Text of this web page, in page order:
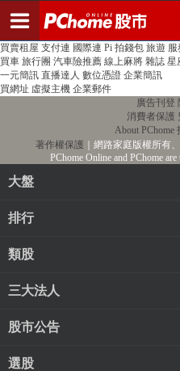
PChome首頁 線上購物 24h購物 書店
買賣租屋 支付連 國際連 Pi 拍錢包 旅遊 服
買車 旅行團 汽車險推薦 線上麻將 雜誌 星
一元簡訊 直播達人 數位憑證 企業簡訊
買網址 虛擬主機 企業郵件
廣告刊登
消費者保護
About PChome
著作權保護 ｜網路家庭版權所有
PChome Online and PChome
大盤
排行
類股
三大法人
股市公告
選股